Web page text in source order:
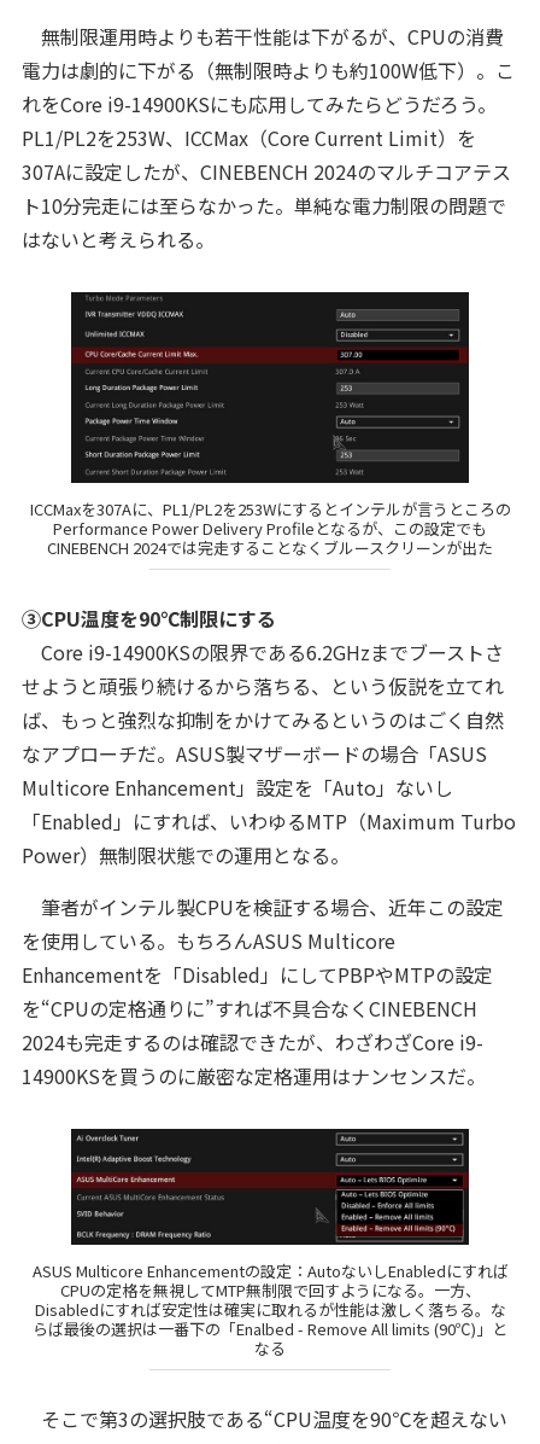
無制限運用時よりも若干性能は下がるが、CPUの消費
電力は劇的に下がる（無制限時よりも約100W低下）。こ
れをCore i9-14900KSにも応用してみたらどうだろう。
PL1/PL2を253W、ICCMax（Core Current Limit）を
307Aに設定したが、CINEBENCH 2024のマルチコアテス
ト10分完走には至らなかった。単純な電力制限の問題で
はないと考えられる。
ICCMaxを307Aに、PL1/PL2を253Wにするとインテルが言うところの
Performance Power Delivery Profileとなるが、この設定でも
CINEBENCH 2024では完走することなくブルースクリーンが出た
③CPU温度を90℃制限にする
Core i9-14900KSの限界である6.2GHzまでブーストさ
せようと頑張り続けるから落ちる、という仮説を立てれ
ば、もっと強烈な抑制をかけてみるというのはごく自然
なアプローチだ。ASUS製マザーボードの場合「ASUS
Multicore Enhancement」設定を「Auto」ないし
「Enabled」にすれば、いわゆるMTP（Maximum Turbo
Power）無制限状態での運用となる。
筆者がインテル製CPUを検証する場合、近年この設定
を使用している。もちろんASUS Multicore
Enhancementを「Disabled」にしてPBPやMTPの設定
を“CPUの定格通りに”すれば不具合なくCINEBENCH
2024も完走するのは確認できたが、わざわざCore i9-
14900KSを買うのに厳密な定格運用はナンセンスだ。
ASUS Multicore Enhancementの設定：AutoないしEnabledにすれば
CPUの定格を無視してMTP無制限で回すようになる。一方、
Disabledにすれば安定性は確実に取れるが性能は激しく落ちる。な
らば最後の選択は一番下の「Enalbed - Remove All limits (90℃)」と
なる
そこで第3の選択肢である“CPU温度を90℃を超えない